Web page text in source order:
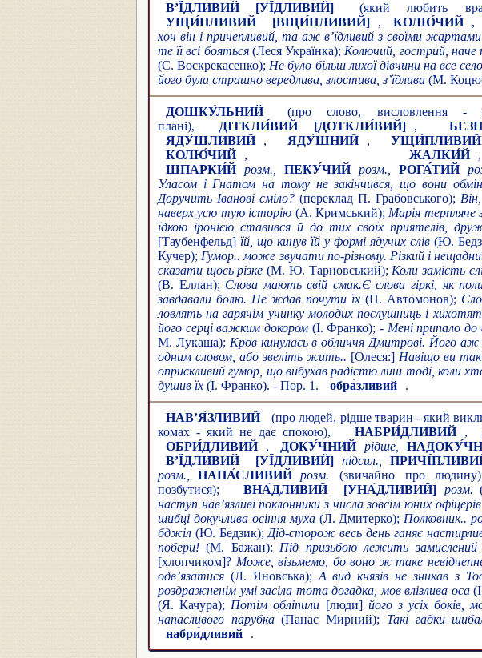
В’Ї́ДЛИВИЙ [УЇ́ДЛИВИЙ]
(який любить
УЩИ́ПЛИВИЙ
[ВЩИ́ПЛИВИЙ] , КОЛЮ́ЧИЙ ,
хоч він і причепливий, та аж в’їдливий з своїми жартами
те її всі бояться(Леся Українка); Колючий, гострий, наче
(С. Воскрекасенко); Не було більш лихої дівчини на все
його була страшно вередлива, злостива, з’їдлива (М.
ДОШКУ́ЛЬНИЙ
(про слово, висловлення -
плані),
ДІТКЛИ́ВИЙ [ДОТКЛИ́ВИЙ] ,
ЯДУ́ШЛИВИЙ
, ЯДУ́ШНИЙ , УЩИ́ПЛИВИЙ
КОЛЮ́ЧИЙ
, ЖАЛКИ́Й
ШПАРКИ́Й розм., ПЕКУ́ЧИЙ розм., РОГА́ТИЙ
Уласом і Гнатом на тому не закінчився, що вони
Доручить Іванові сміло? (переклад П. Грабовського);
наверх усю тую історію (А. Кримський); Марія терпляче
їдкою іронією ставився й до тих своїх приятелів,
[Таубенфельд] їй, що кинув їй у формі ядучих слів(Ю.
Кучер); Гумор.. може звучати по-різному. Різкий і
сказати щось різке (М. Ю. Тарновський); Коли замість
(В. Еллан); Слова мають свій смак.Є слова гіркі, як
завдавали болю. Не ждав почути їх (П. Автомонов);
ловлять на гарячім учинку молодих послушниць і
його серці важким докором (І. Франко); - Мені припало до
М. Лукаша); Кров кинулась в обличчя Дмитрові. Його аж
одним словом, або звеліть жить.. [Олеся:] Навіщо ви
оприскливий гумор, що вибухав радістю лиш тоді, коли
душив їх (І. Франко). - Пор. 1. обра́зливий .
НАВ’Я́ЗЛИВИЙ
(про людей, рідше тварин - який
комах - який не дає спокою),
НАБРИ́ДЛИВИЙ ,
ОБРИ́ДЛИВИЙ
, ДОКУ́ЧНИЙ рідше,
В’Ї́ДЛИВИЙ
[УЇ́ДЛИВИЙ] підсил.,
розм.,
НАПА́СЛИВИЙ розм. (звичайно про
позбутися);
ВНА́ДЛИВИЙ [УНА́ДЛИВИЙ] розм.
наступ нав’язливі поклонники з числа зовсім юних офіцерів
шибці докучлива осіння муха(Л. Дмитерко); Полковник..
бджіл (Ю. Бедзик); Дід-сторож весь день ганяє
побери! (М. Бажан); Під призьбою лежить замислений
[хлопчиком]? Може, візьмемо, бо воно ж таке
одв’язатися (Л. Яновська); А вид князів не зникав з
роздражненім умі засіла тота догадка, мов влізлива оса
(Я. Качура); Потім обліпили [люди] його з усіх боків,
напасливого парубка(Панас Мирний); Такі гадки
набри́дливий
.